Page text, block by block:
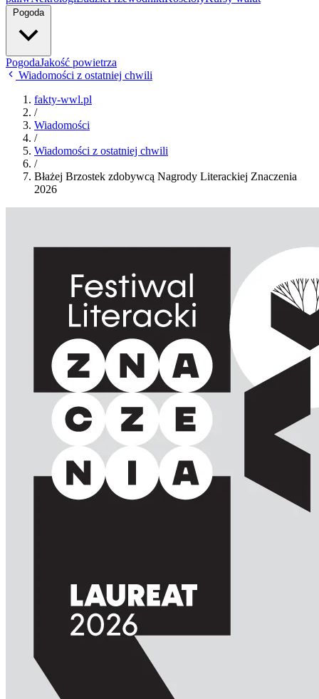
Pogoda
PogodaJakość powietrza
Wiadomości z ostatniej chwili
fakty-wwl.pl
/
Wiadomości
/
Wiadomości z ostatniej chwili
/
Błażej Brzostek zdobywcą Nagrody Literackiej Znaczenia
2026